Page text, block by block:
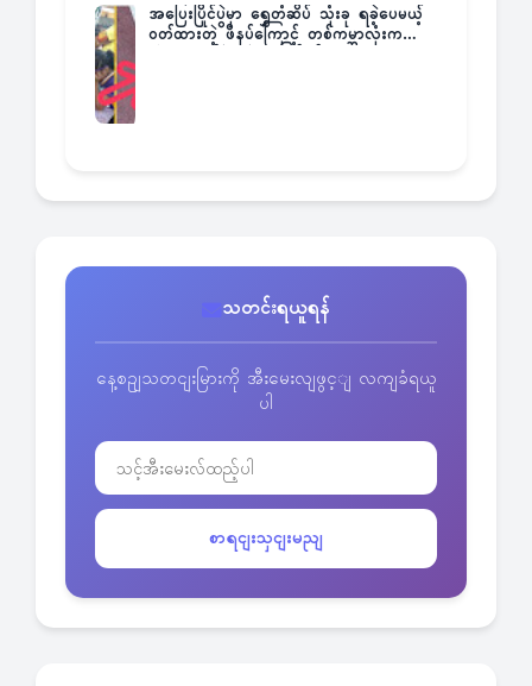
အပြေးပြိုင်ပွဲမှာ ရွှေတံဆိပ် သုံးခု ရခဲ့ပေမယ့်
ဝတ်ထားတဲ့ ဖိနပ်ကြောင့် တစ်ကမ္ဘာလုံးက
သတင်းရယူရန်
နေ့စဥျသတငျးမြားကို အီးမေးလျဖွင့ျ လကျခံရယူ
ပါ
စာရငျးသှငျးမညျ